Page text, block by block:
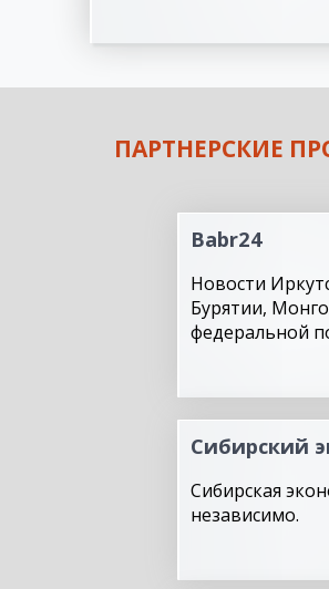
ПАРТНЕРСКИЕ
Babr24
Новости
Бурятии,
федеральной
Сибирский
Сибирская
независимо.